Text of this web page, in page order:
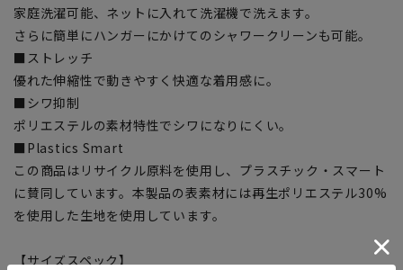
家庭洗濯可能、ネットに入れて洗濯機で洗えます。
さらに簡単にハンガーにかけてのシャワークリーンも可能。
■ストレッチ
優れた伸縮性で動きやすく快適な着用感に。
■シワ抑制
ポリエステルの素材特性でシワになりにくい。
■Plastics Smart
この商品はリサイクル原料を使用し、プラスチック・スマート
に賛同しています。本製品の表素材には再生ポリエステル30%
を使用した生地を使用しています。
【サイズスペック】